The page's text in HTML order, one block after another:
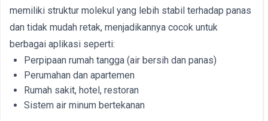
memiliki struktur molekul yang lebih stabil terhadap panas
dan tidak mudah retak, menjadikannya cocok untuk
berbagai aplikasi seperti:
Perpipaan rumah tangga (air bersih dan panas)
Perumahan dan apartemen
Rumah sakit, hotel, restoran
Sistem air minum bertekanan